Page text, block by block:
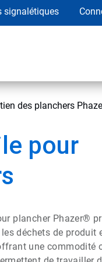
signalétiques
des planchers
pour
plancher Phazer®
déchets de produit
une commodité